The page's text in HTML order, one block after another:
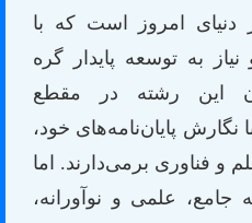
دنیای امروز است که با
به توسعه پایدار گره
این رشته در مقطع
نگارش پایان‌نامه‌های خود،
و فناوری برمی‌دارند. اما
جامع، علمی و نوآورانه،